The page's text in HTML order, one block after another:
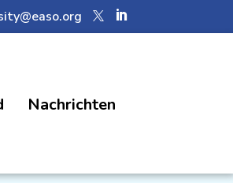
 
Nachrichten